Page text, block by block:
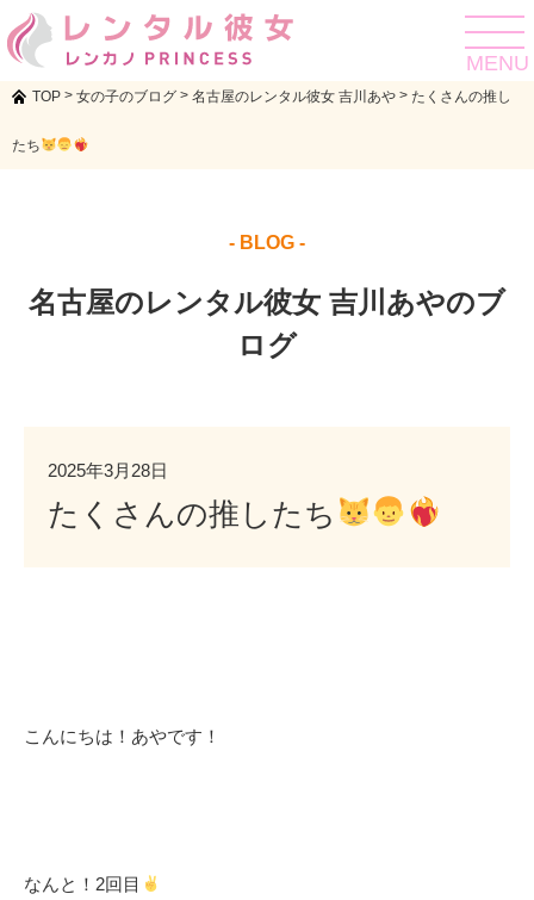
toggle
MENU
TOP > 女の子のブログ > 名古屋のレンタル彼女 吉川あや > たくさんの推し
たち
- BLOG -
名古屋のレンタル彼女 吉川あやのブ
ログ
2025年3月28日
たくさんの推したち
こんにちは！あやです！
なんと！2回目